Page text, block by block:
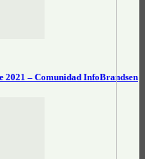
2021 – Comunidad InfoBrandsen